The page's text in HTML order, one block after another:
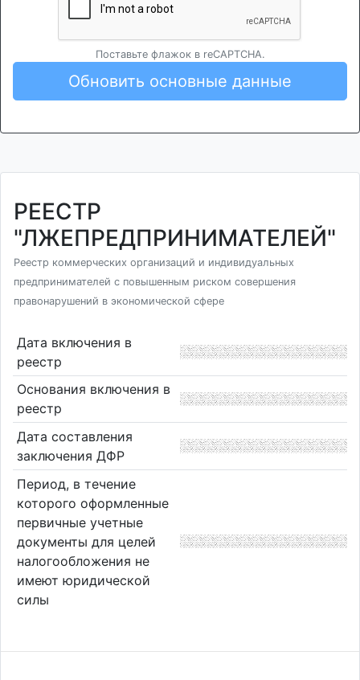
Поставьте флажок в reCAPTCHA.
Обновить основные данные
РЕЕСТР
"ЛЖЕПРЕДПРИНИМАТЕЛЕЙ"
Реестр коммерческих организаций и индивидуальных
предпринимателей с повышенным риском совершения
правонарушений в экономической сфере
Дата включения в
реестр
Основания включения в
реестр
Дата составления
заключения ДФР
Период, в течение
которого оформленные
первичные учетные
документы для целей
налогообложения не
имеют юридической
силы